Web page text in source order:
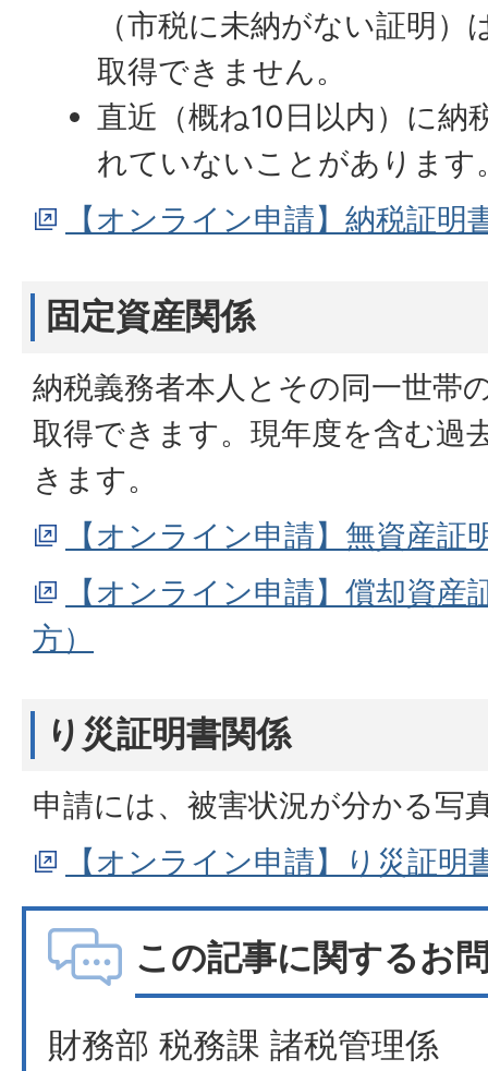
（市税に未納がない証明
取得できません。
直近（概ね10日以内）に納
れていないことがあります
【オンライン申請】納税証明
固定資産関係
納税義務者本人とその同一世帯
取得できます。現年度を含む過
きます。
【オンライン申請】無資産証
【オンライン申請】償却資産
方）
り災証明書関係
申請には、被害状況が分かる写
【オンライン申請】り災証明
この記事に関するお
財務部 税務課 諸税管理係